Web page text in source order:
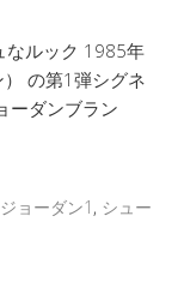
なルック 1985年
の第1弾シグネ
ーダンブラン
ョーダン1 , シュー